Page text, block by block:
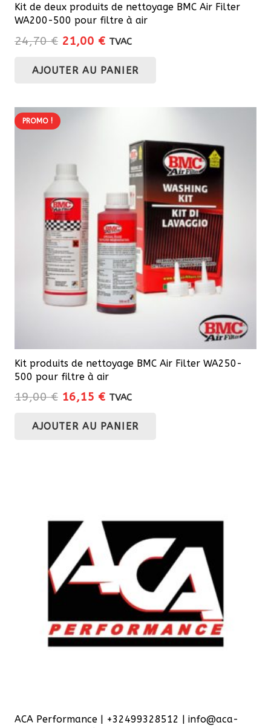
Kit de deux produits de nettoyage BMC Air Filter
WA200-500 pour filtre à air
24,70€ Le
initial
21,00 €Le
actuel
TVAC
AJOUTER AU PANIER
PROMO !
Kit produits de nettoyage BMC Air Filter WA250-
500 pour filtre à air
19,00€ Le
initial
16,15 €Le
actuel
TVAC
AJOUTER AU PANIER
ACA Performance | +32499328512 | info@aca-